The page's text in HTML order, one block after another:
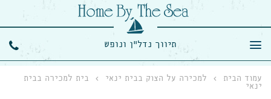
תיווך נדל"ן ונופש
עמוד הבית › למכירה על הצוק בבית ינאי ›
בית למכירה בבית
ינאי